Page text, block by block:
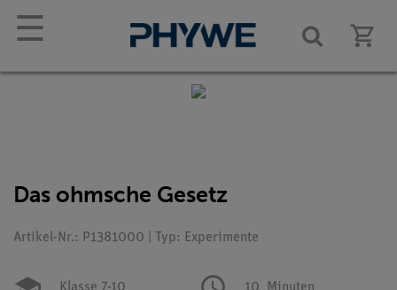
☰
Das ohmsche Gesetz
Artikel-Nr.: P1381000 | Typ: Experimente